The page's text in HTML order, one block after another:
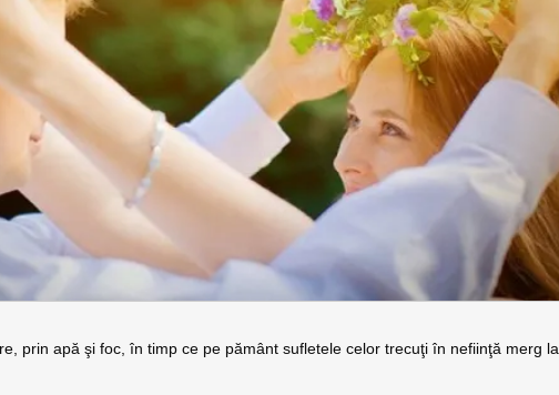
prin apă şi foc, în timp ce pe pământ sufletele celor trecuţi în nefiinţă merg la